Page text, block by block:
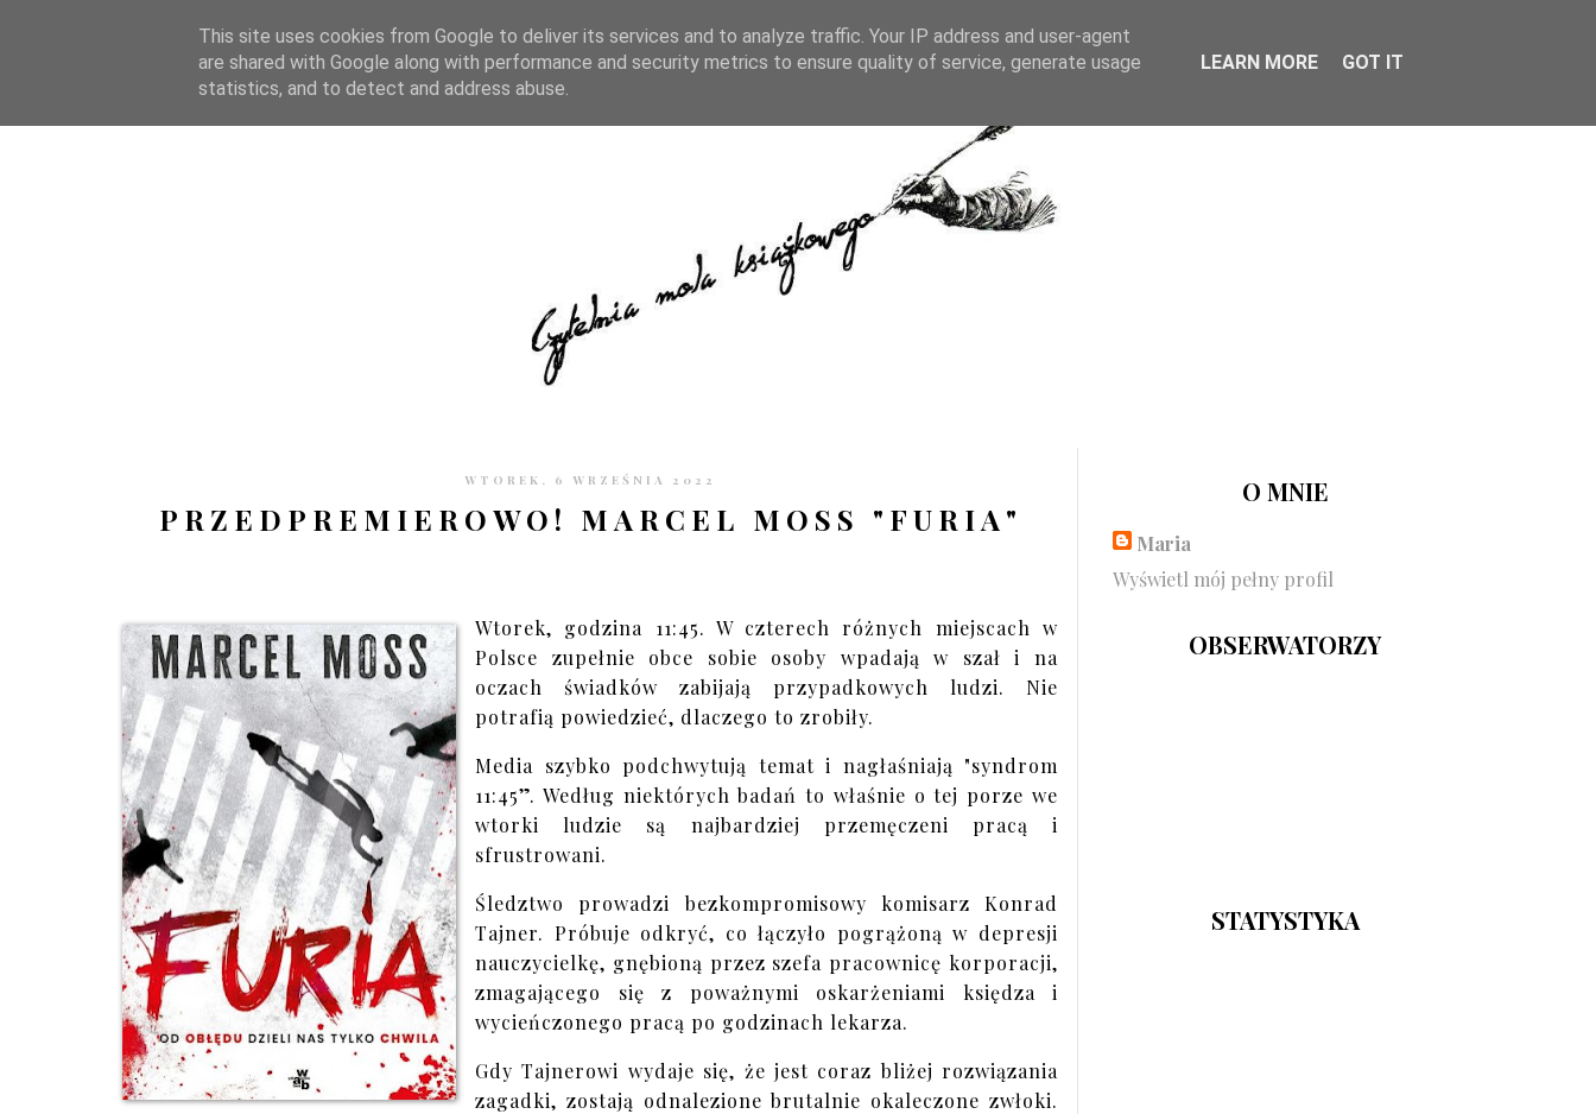
STRONA GŁÓWNA WSPÓŁPRACA RECENZJE O STRONIE KONTAKT CZYTELNIA PO GODZINACH
WTOREK, 6 WRZEŚNIA 2022
PRZEDPREMIEROWO! MARCEL MOSS "FURIA"
Wtorek, godzina 11:45. W czterech różnych miejscach w
Polsce zupełnie obce sobie osoby wpadają w szał i na
oczach świadków zabijają przypadkowych ludzi. Nie
potrafią powiedzieć, dlaczego to zrobiły.
Media szybko podchwytują temat i nagłaśniają "syndrom
11:45”. Według niektórych badań to właśnie o tej porze we
wtorki ludzie są najbardziej przemęczeni pracą i
sfrustrowani.
Śledztwo prowadzi bezkompromisowy komisarz Konrad
Tajner. Próbuje odkryć, co łączyło pogrążoną w depresji
nauczycielkę, gnębioną przez szefa pracownicę korporacji,
zmagającego się z poważnymi oskarżeniami księdza i
wycieńczonego pracą po godzinach lekarza.
Gdy Tajnerowi wydaje się, że jest coraz bliżej rozwiązania
zagadki, zostają odnalezione brutalnie okaleczone zwłoki.
O MNIE
Maria
Wyświetl mój pełny profil
OBSERWATORZY
STATYSTYKA
This site uses cookies from Google to deliver its services and to analyze traffic. Your IP address and user-agent
are shared with Google along with performance and security metrics to ensure quality of service, generate usage
statistics, and to detect and address abuse.
LEARN MORE GOT IT